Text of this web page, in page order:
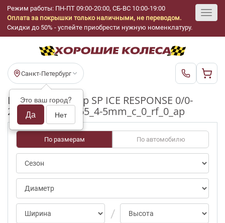
Режим работы: ПН-ПТ 09:00-20:00, СБ-ВС 10:00-19:00
Оплата за покрышки только наличными, не переводом.
Скидки до 50% - успейте приобрести нужную номенклатуру.
Санкт-Петербург
Это ваш город?
Да Нет
Шины бу Dunlop SP ICE RESPONSE 0/0-
25pct R15_185_65_4-5mm_c_0_rf_0_ap
По размерам По автомобилю